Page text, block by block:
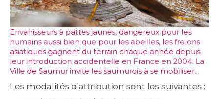
Envahisseurs à pattes jaunes, dangereux pour les
humains aussi bien que pour les abeilles, les frelons
asiatiques gagnent du terrain chaque année depuis
leur introduction accidentelle en France en 2004. La
Ville de Saumur invite les saumurois à se mobiliser...
Les modalités d'attribution sont les suivantes :